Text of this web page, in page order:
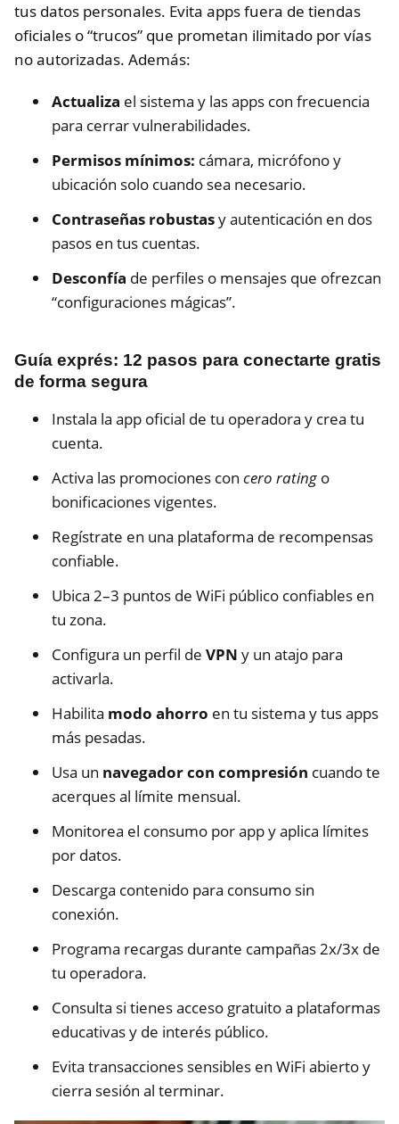
tus datos personales. Evita apps fuera de tiendas
oficiales o “trucos” que prometan ilimitado por vías
no autorizadas. Además:
Actualiza el sistema y las apps con frecuencia
para cerrar vulnerabilidades.
Permisos mínimos: cámara, micrófono y
ubicación solo cuando sea necesario.
Contraseñas robustasy autenticación en dos
pasos en tus cuentas.
Desconfía de perfiles o mensajes que ofrezcan
“configuraciones mágicas”.
Guía exprés: 12 pasos para conectarte gratis
de forma segura
Instala la app oficial de tu operadora y crea tu
cuenta.
Activa las promociones con cero rating o
bonificaciones vigentes.
Regístrate en una plataforma de recompensas
confiable.
Ubica 2–3 puntos de WiFi público confiables en
tu zona.
Configura un perfil de VPN y un atajo para
activarla.
Habilita modo ahorro en tu sistema y tus apps
más pesadas.
Usa un navegador con compresión cuando te
acerques al límite mensual.
Monitorea el consumo por app y aplica límites
por datos.
Descarga contenido para consumo sin
conexión.
Programa recargas durante campañas 2x/3x de
tu operadora.
Consulta si tienes acceso gratuito a plataformas
educativas y de interés público.
Evita transacciones sensibles en WiFi abierto y
cierra sesión al terminar.